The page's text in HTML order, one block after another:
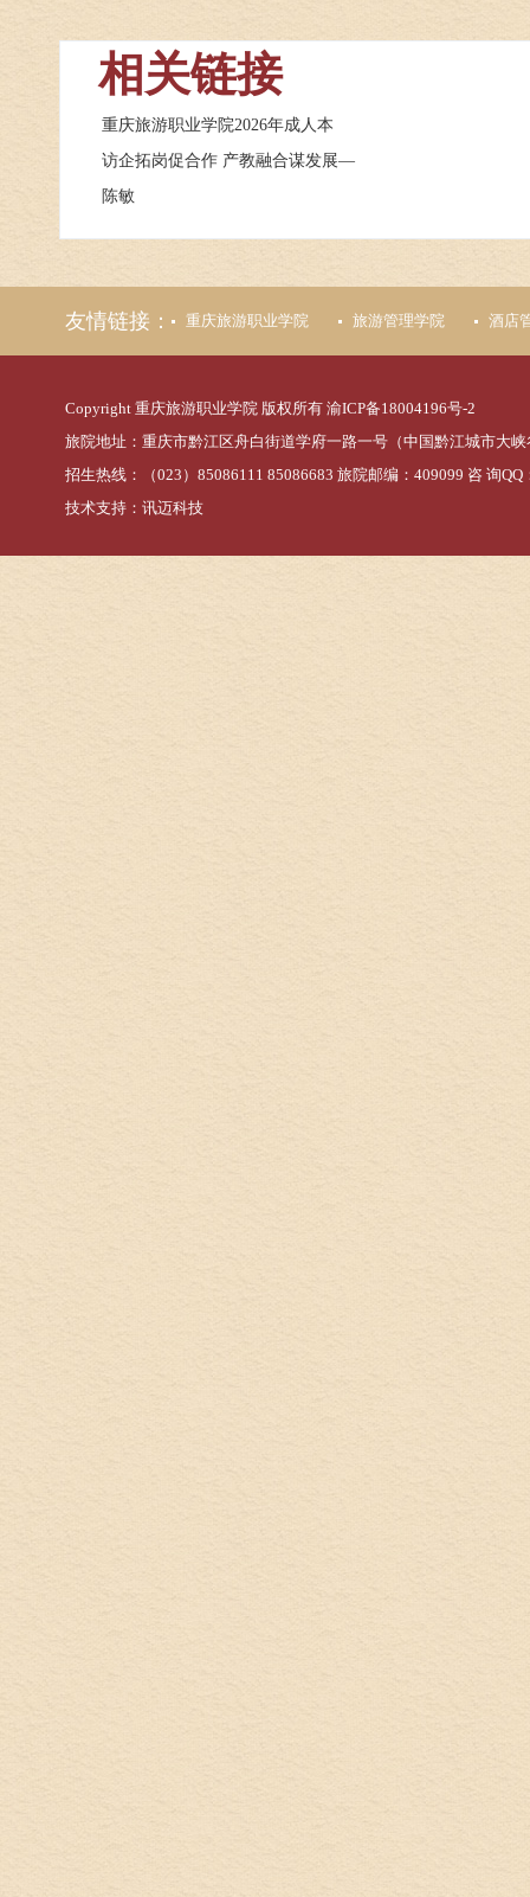
相关链接
重庆旅游职业学院2026年成人本
访企拓岗促合作 产教融合谋发展—
陈敏
友情链接： 重庆旅游职业学院 旅游管理学院 酒店
Copyright 重庆旅游职业学院 版权所有 渝ICP备18004196号-2
旅院地址：重庆市黔江区舟白街道学府一路一号（中国黔江城市大
招生热线：（023）85086111 85086683 旅院邮编：409099 咨 询QQ
技术支持： 讯迈科技